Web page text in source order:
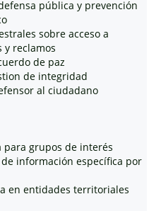
pública y prevención
sobre acceso a
y reclamos
de paz
de integridad
al ciudadano
para grupos de interés
información específica por
en entidades territoriales